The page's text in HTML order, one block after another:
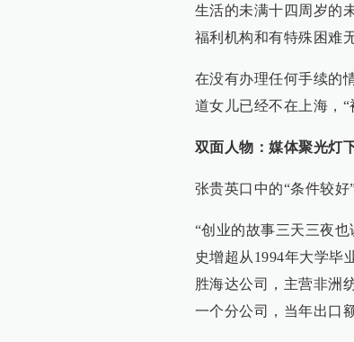
生活的未满十四周岁的
福利机构和有特殊困难
在没有办理任何手续的
道女儿已经不在上海，“
双面人物：媒体聚光灯
张贵英口中的“条件较
“创业的故事三天三夜
史增超从1994年大学毕
胜海达公司，主营非洲
一个分公司，当年出口